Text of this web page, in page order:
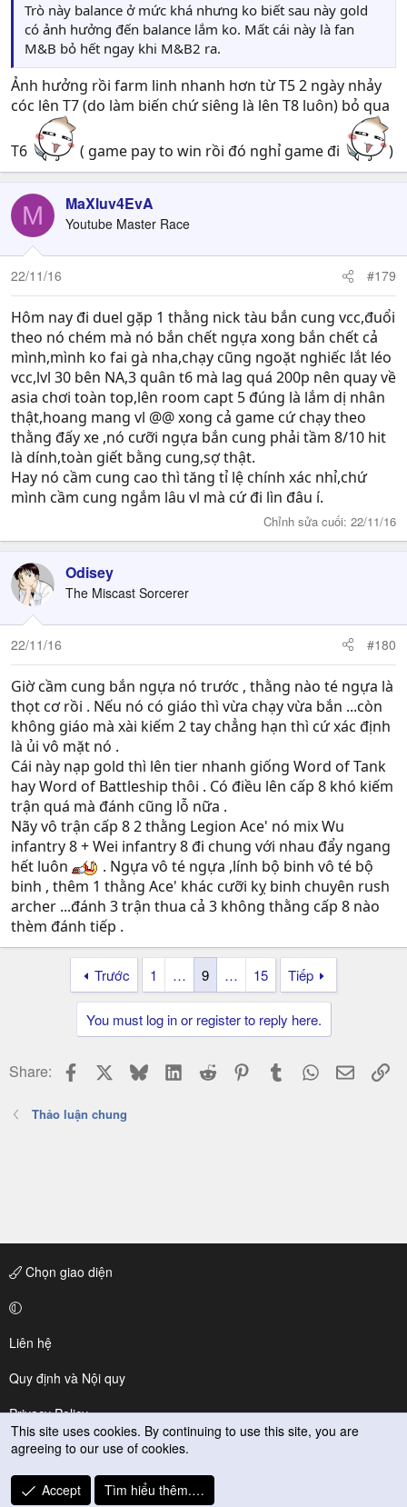
Trò này balance ở mức khá nhưng ko biết sau này gold
có ảnh hưởng đến balance lắm ko. Mất cái này là fan
M&B bỏ hết ngay khi M&B2 ra.
Ảnh hưởng rồi farm linh nhanh hơn từ T5 2 ngày nhảy
cóc lên T7 (do làm biến chứ siêng là lên T8 luôn) bỏ qua
T6 ( game pay to win rồi đó nghỉ game đi )
M MaXluv4EvA
Youtube Master Race
22/11/16 #179
Hôm nay đi duel gặp 1 thằng nick tàu bắn cung vcc,đuổi
theo nó chém mà nó bắn chết ngựa xong bắn chết cả
mình,mình ko fai gà nha,chạy cũng ngoặt nghiếc lắt léo
vcc,lvl 30 bên NA,3 quân t6 mà lag quá 200p nên quay về
asia chơi toàn top,lên room capt 5 đúng là lắm dị nhân
thật,hoang mang vl @@ xong cả game cứ chạy theo
thằng đấy xe ,nó cưỡi ngựa bắn cung phải tầm 8/10 hit
là dính,toàn giết bằng cung,sợ thật.
Hay nó cầm cung cao thì tăng tỉ lệ chính xác nhỉ,chứ
mình cầm cung ngắm lâu vl mà cứ đi lìn đâu í.
Chỉnh sửa cuối: 22/11/16
Odisey
The Miscast Sorcerer
22/11/16 #180
Giờ cầm cung bắn ngựa nó trước , thằng nào té ngựa là
thọt cơ rồi . Nếu nó có giáo thì vừa chạy vừa bắn ...còn
không giáo mà xài kiếm 2 tay chẳng hạn thì cứ xác định
là ủi vô mặt nó .
Cái này nạp gold thì lên tier nhanh giống Word of Tank
hay Word of Battleship thôi . Có điều lên cấp 8 khó kiếm
trận quá mà đánh cũng lỗ nữa .
Nãy vô trận cấp 8 2 thằng Legion Ace' nó mix Wu
infantry 8 + Wei infantry 8 đi chung với nhau đẩy ngang
hết luôn
. Ngựa vô té ngựa ,lính bộ binh vô té bộ
binh , thêm 1 thằng Ace' khác cưỡi kỵ binh chuyên rush
archer ...đánh 3 trận thua cả 3 không thằng cấp 8 nào
thèm đánh tiếp .
Trước 1 … 9 … 15 Tiếp
You must log in or register to reply here.
Share: Facebook BlueskyLinkedIn
Reddit PinterestTumblr WhatsApp
Email
Thảo luận chung
Chọn giao diện
Liên hệ
Quy định và Nội quy
Privacy Policy
Trợ giúp
R
This site uses cookies. By continuing to use this site, you are
agreeing to our use of cookies.
Accept Tìm hiểu thêm.…